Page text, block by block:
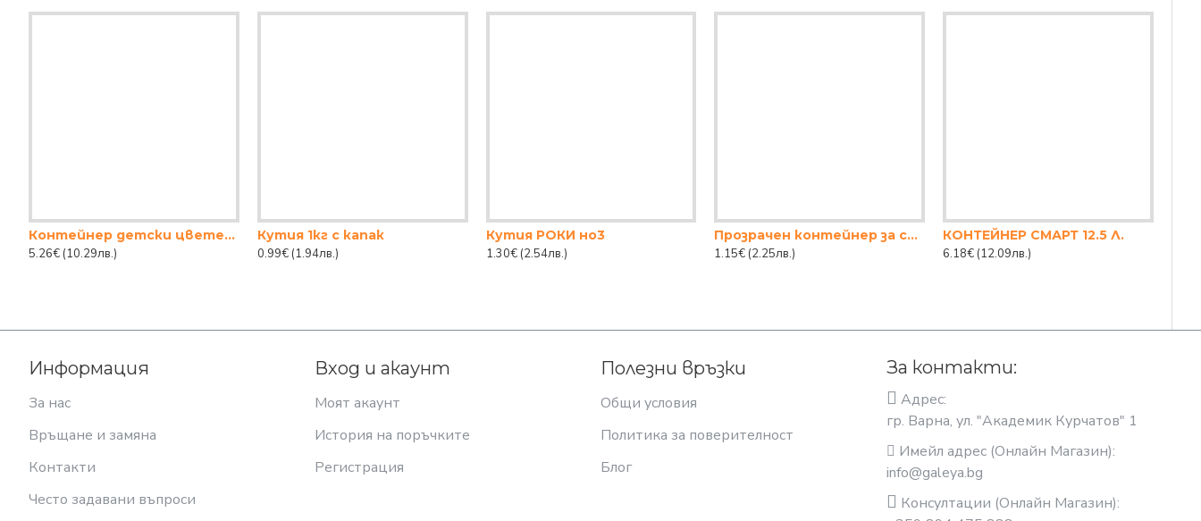
Контейнер детски цветенМултифункционален детски контейнер за играчки и съкровища
5.26€ (10.29лв.)
Кутия 1кг с капак
0.99€ (1.94лв.)
Кутия РОКИ но3
1.30€ (2.54лв.)
Прозрачен контейнер за съхранение с капак 600ml
1.15€ (2.25лв.)
КОНТЕЙНЕР СМАРТ 12.5 Л.
6.18€ (12.09лв.)
Информация
За нас
Връщане и замяна
Контакти
Често задавани въпроси
Вход и акаунт
Моят акаунт
История на поръчките
Регистрация
Полезни връзки
Общи условия
Политика за поверителност
Блог
За контакти:
Адрес:
гр. Варна, ул. "Академик Курчатов" 1
Имейл адрес (Онлайн Магазин):
info@galeya.bg
Консултации (Онлайн Магазин):